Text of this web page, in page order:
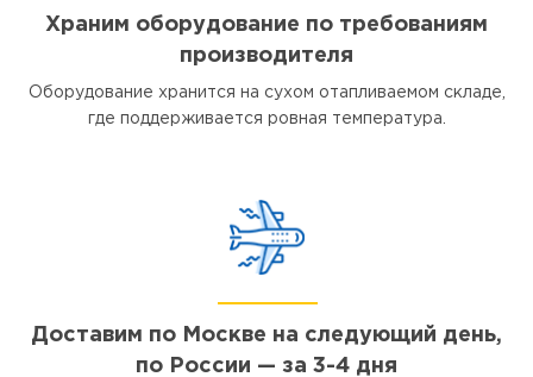
Храним оборудование по требованиям
производителя
Оборудование хранится на сухом отапливаемом складе,
где поддерживается ровная температура.
Доставим по Москве на следующий день,
по России — за 3-4 дня